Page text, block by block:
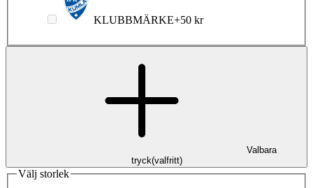
KLUBBMÄRKE+50 kr
Valbara
tryck(valfritt)
Välj storlek